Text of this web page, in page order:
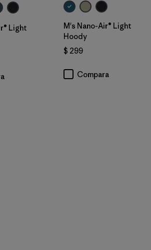
Light
M's Nano-Air® Light
Hoody
$ 299
Compara